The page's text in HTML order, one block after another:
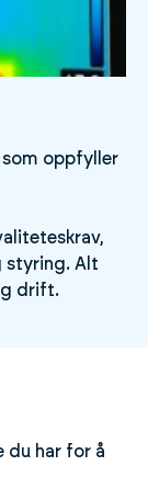
som oppfyller
styring. Alt
drift.
du har for å